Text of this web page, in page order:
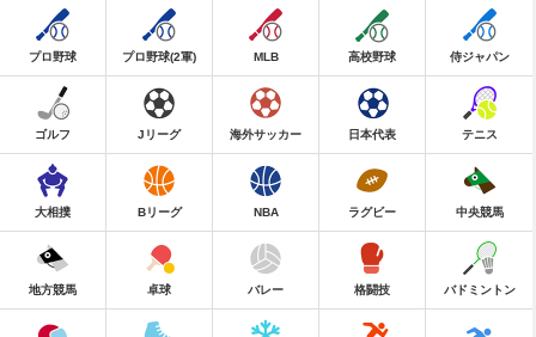
プロ野球 プロ野球(2軍) MLB 高校野球 侍ジャパン
ゴルフ Jリーグ 海外サッカー 日本代表 テニス
大相撲 Bリーグ NBA ラグビー 中央競馬
地方競馬 卓球 バレー 格闘技 バドミントン